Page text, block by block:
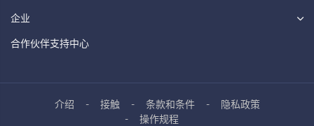
企业
合作伙伴支持中心
介绍 接触 条款和条件
隐私政策
操作规程